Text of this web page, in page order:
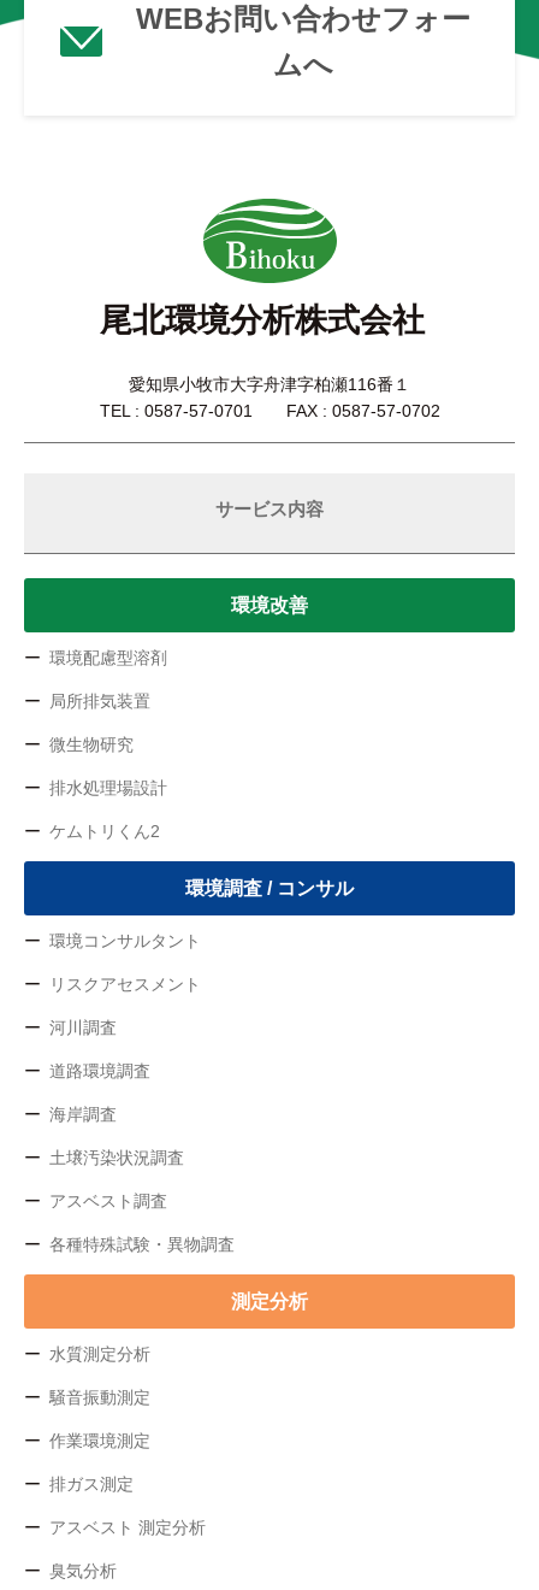
WEBお問い合わせフォー
ムへ
尾北環境分析株式会社
愛知県小牧市大字舟津字柏瀬116番１
TEL : 0587-57-0701 FAX : 0587-57-0702
サービス内容
環境改善
環境配慮型溶剤
局所排気装置
微生物研究
排水処理場設計
ケムトリくん2
環境調査 / コンサル
環境コンサルタント
リスクアセスメント
河川調査
道路環境調査
海岸調査
土壌汚染状況調査
アスベスト調査
各種特殊試験・異物調査
測定分析
水質測定分析
騒音振動測定
作業環境測定
排ガス測定
アスベスト 測定分析
臭気分析